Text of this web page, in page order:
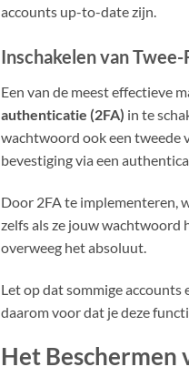
accounts up-to-date zijn.
Inschakelen van
Een van de meest effectieve
authenticatie (2FA) in te
wachtwoord ook een tweede
bevestiging via een
Door 2FA te implementeren,
zelfs als ze jouw wachtwoord
overweeg het absoluut.
Let op dat sommige
daarom voor dat je deze
Het Beschermen